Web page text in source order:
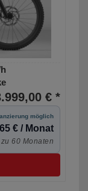
€ *
möglich
€ / Monat
60 Monaten